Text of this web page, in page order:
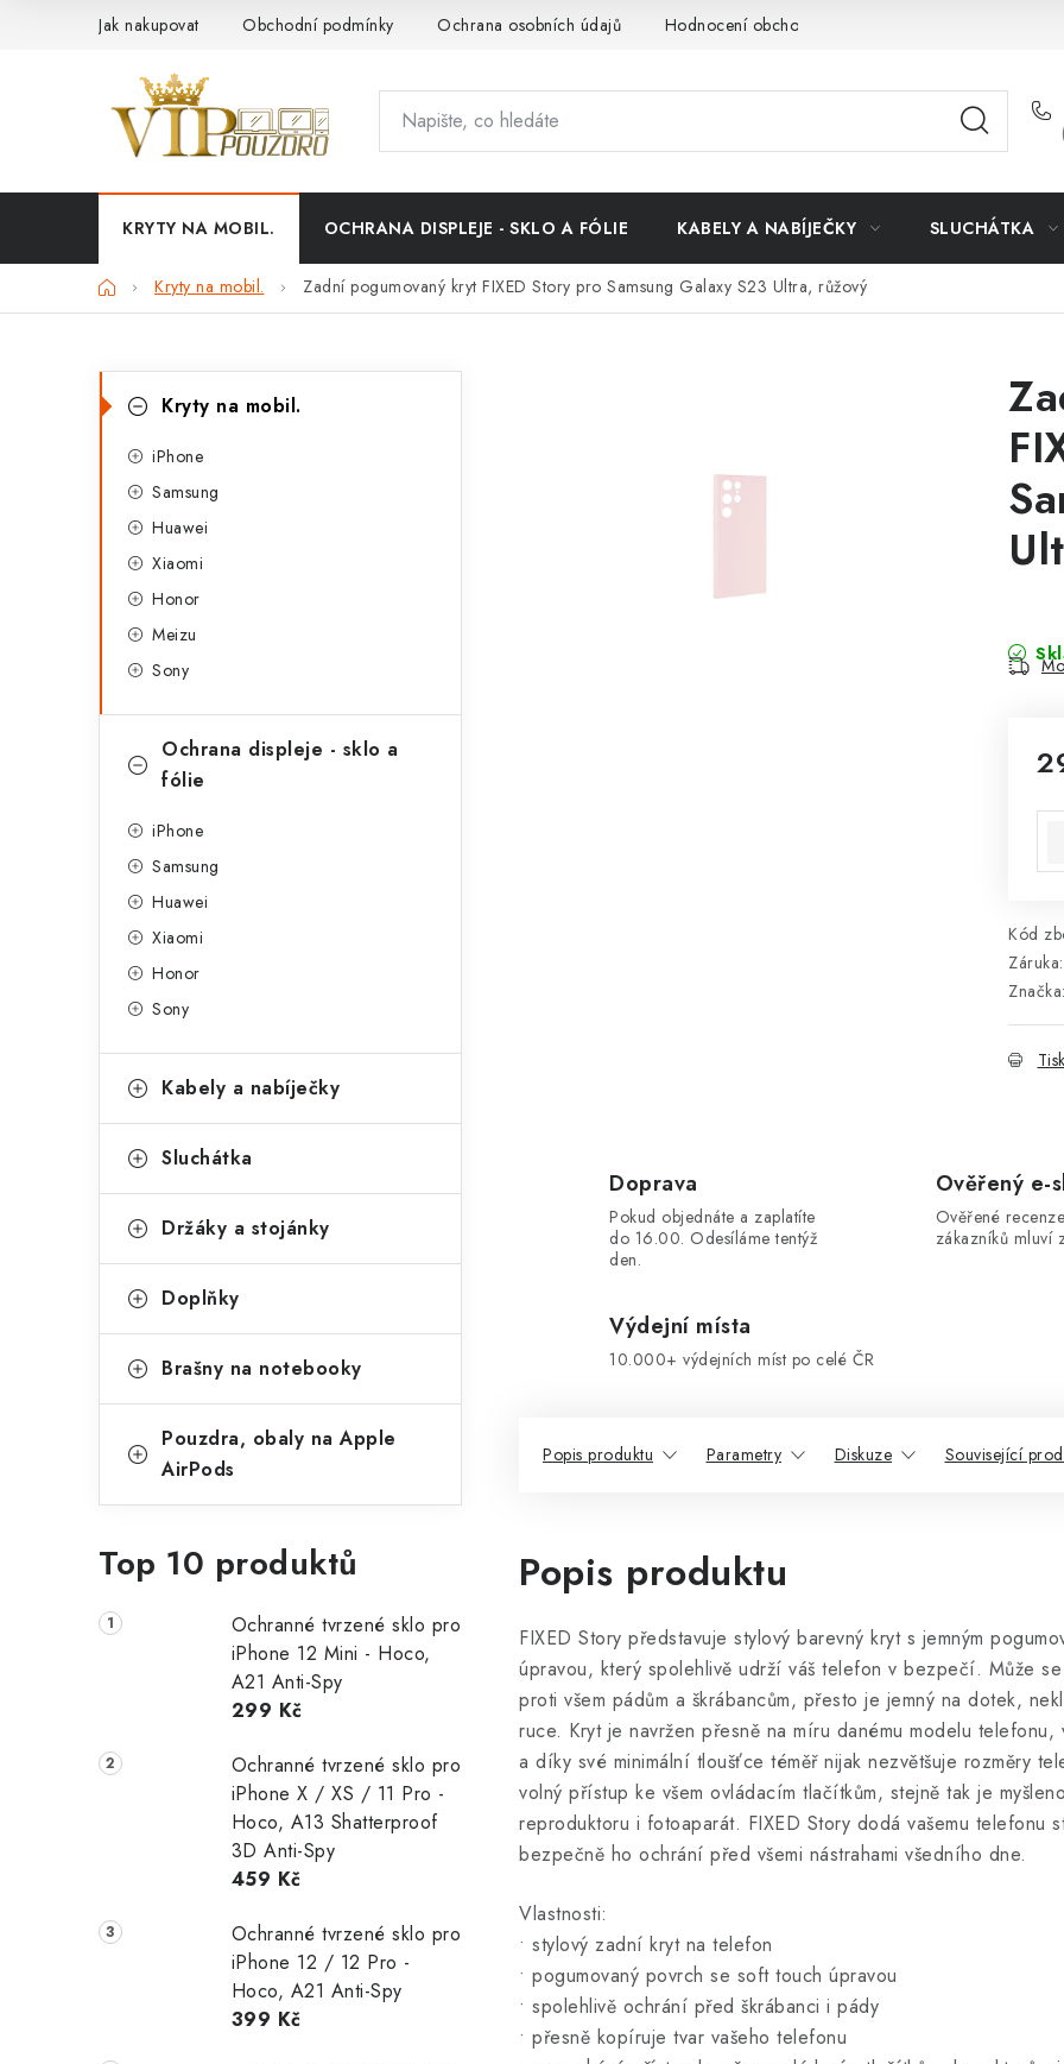
Jak nakupovat Obchodní podmínky Ochrana osobních údajů Hodnocení obchodu
KRYTY NA MOBIL. OCHRANA DISPLEJE - SKLO A FÓLIE KABELY A NABÍJEČKY SLUCHÁTKA
DomůKryty na mobil. Zadní pogumovaný kryt FIXED Story pro Samsung Galaxy S23 Ultra, růžový
P
n
kategorie
K
a
e
Kryty na mobil.
iPhone
Samsung
Huawei
Xiaomi
Honor
Meizu
Sony
Ochrana displeje - sklo a
fólie
iPhone
Samsung
Huawei
Xiaomi
Honor
Sony
Kabely a nabíječky
Sluchátka
Držáky a stojánky
Doplňky
Brašny na notebooky
Pouzdra, obaly na Apple
AirPods
Top 10 produktů
Ochranné tvrzené sklo pro
iPhone 12 Mini - Hoco,
A21 Anti-Spy
299 Kč
Ochranné tvrzené sklo pro
iPhone X / XS / 11 Pro -
Hoco, A13 Shatterproof
3D Anti-Spy
459 Kč
Ochranné tvrzené sklo pro
iPhone 12 / 12 Pro -
Hoco, A21 Anti-Spy
399 Kč
Kód
Záruka:
Značka:
Tisk
Doprava
Pokud objednáte a zaplatíte
do 16.00. Odesíláme tentýž
den.
Ověřený e-
Ověřené
zákazníků mluví
Výdejní místa
10.000+ výdejních míst po celé ČR
Popis produktu Parametry Diskuze Související
Popis produktu
FIXED Story představuje stylový barevný kryt s jemným
úpravou, který spolehlivě udrží váš telefon v bezpečí. Může
proti všem pádům a škrábancům, přesto je jemný na dotek,
ruce. Kryt je navržen přesně na míru danému modelu
a díky své minimální tloušťce téměř nijak nezvětšuje rozměry
volný přístup ke všem ovládacím tlačítkům, stejně tak je
reproduktoru i fotoaparát. FIXED Story dodá vašemu telefonu
bezpečně ho ochrání před všemi nástrahami všedního dne.
Vlastnosti:
• stylový zadní kryt na telefon
• pogumovaný povrch se soft touch úpravou
• spolehlivě ochrání před škrábanci i pády
• přesně kopíruje tvar vašeho telefonu